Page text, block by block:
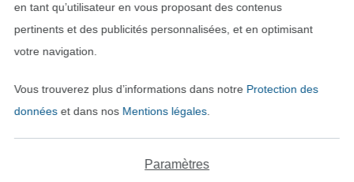
Deutsch
en tant qu’utilisateur en vous proposant des contenus
pertinents et des publicités personnalisées, et en optimisant
votre navigation.
Vous trouverez plus d’informations dans notre Protection des
donnéeset dans nos Mentions légales.
Paramètres